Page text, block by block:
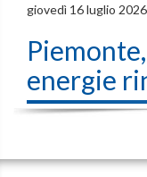
giovedì 16 luglio 2026
energie